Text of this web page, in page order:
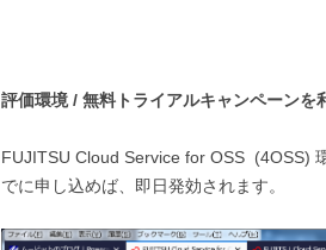
評価環境 / 無料トライアルキャンペーンを
FUJITSU Cloud Service for OSS (4OSS)
でに申し込めば、即日発効されます。